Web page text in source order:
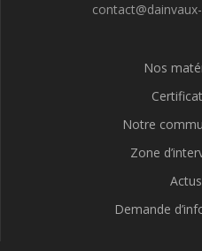
Nos
Notre
Zone
Actus
Demande